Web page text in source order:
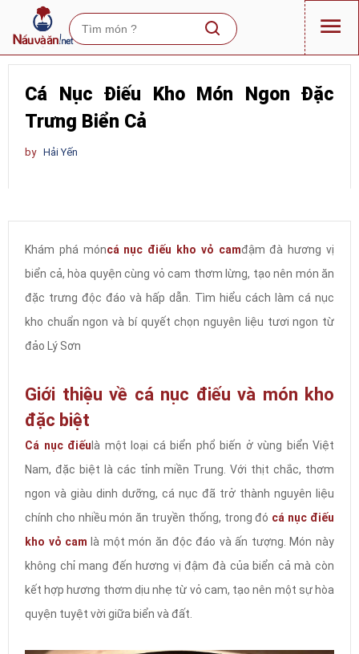
Cá Nục Điếu Kho Món Ngon Đặc
Trưng Biển Cả
by Hải Yến
Khám phá móncá nục điếu kho vỏ camđậm đà hương vị
biển cả, hòa quyện cùng vỏ cam thơm lừng, tạo nên món ăn
đặc trưng độc đáo và hấp dẫn. Tìm hiểu cách làm cá nục
kho chuẩn ngon và bí quyết chọn nguyên liệu tươi ngon từ
đảo Lý Sơn
Giới thiệu về cá nục điếu và món kho
đặc biệt
Cá nục điếu là một loại cá biển phổ biến ở vùng biển Việt
Nam, đặc biệt là các tỉnh miền Trung. Với thịt chắc, thơm
ngon và giàu dinh dưỡng, cá nục đã trở thành nguyên liệu
chính cho nhiều món ăn truyền thống, trong đó cá nục điếu
kho vỏ cam là một món ăn độc đáo và ấn tượng. Món này
không chỉ mang đến hương vị đậm đà của biển cả mà còn
kết hợp hương thơm dịu nhẹ từ vỏ cam, tạo nên một sự hòa
quyện tuyệt vời giữa biển và đất.